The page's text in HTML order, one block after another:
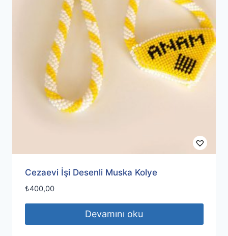
Cezaevi İşi Desenli Muska Kolye
₺400,00
Devamını oku